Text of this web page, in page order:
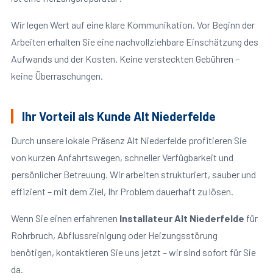
Wir legen Wert auf eine klare Kommunikation. Vor Beginn der
Arbeiten erhalten Sie eine nachvollziehbare Einschätzung des
Aufwands und der Kosten. Keine versteckten Gebühren –
keine Überraschungen.
Ihr Vorteil als Kunde Alt Niederfelde
Durch unsere lokale Präsenz Alt Niederfelde profitieren Sie
von kurzen Anfahrtswegen, schneller Verfügbarkeit und
persönlicher Betreuung. Wir arbeiten strukturiert, sauber und
effizient – mit dem Ziel, Ihr Problem dauerhaft zu lösen.
Wenn Sie einen erfahrenen Installateur Alt Niederfelde für
Rohrbruch, Abflussreinigung oder Heizungsstörung
benötigen, kontaktieren Sie uns jetzt – wir sind sofort für Sie
da.